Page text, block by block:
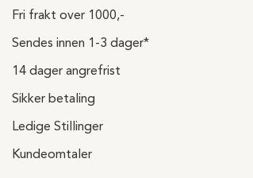
Fri frakt over 1000,-
Sendes innen 1-3 dager*
14 dager angrefrist
Sikker betaling
Ledige Stillinger
Kundeomtaler